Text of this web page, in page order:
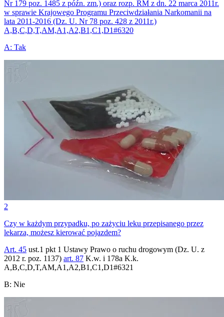
Nr 179 poz. 1485 z późn. zm.) oraz rozp. RM z dn. 22 marca 2011r.
w sprawie Krajowego Programu Przeciwdziałania Narkomanii na
lata 2011-2016 (Dz. U. Nr 78 poz. 428 z 2011r.)
A,B,C,D,T,AM,A1,A2,B1,C1,D1#6320
A: Tak
2
Czy w każdym przypadku, po zażyciu leku przepisanego przez
lekarza, możesz kierować pojazdem?
Art. 45 ust.1 pkt 1 Ustawy Prawo o ruchu drogowym (Dz. U. z
2012 r. poz. 1137) art. 87 K.w. i 178a K.k.
A,B,C,D,T,AM,A1,A2,B1,C1,D1#6321
B: Nie